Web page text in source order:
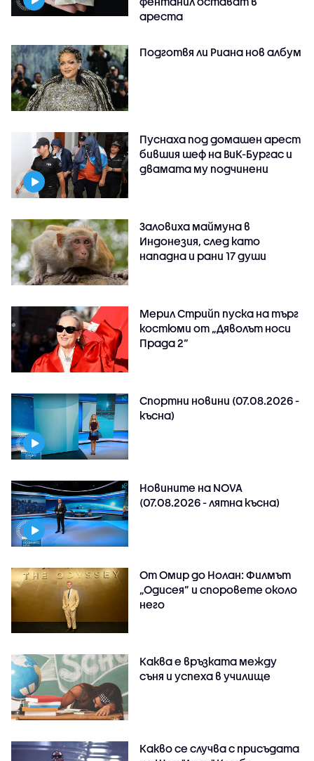
ареста
Подготвя ли Риана нов албум
Пуснаха под домашен арест
бившия шеф на ВиК-Бургас и
двамата му подчинени
Заловиха маймуна в
Индонезия, след като
нападна и рани 17 души
Мерил Стрийп пуска на търг
костюми от „Дяволът носи
Прада 2“
Спортни новини (07.08.2026 -
късна)
Новините на NOVA
(07.08.2026 - лятна късна)
От Омир до Нолан: Филмът
„Одисея” и споровете около
него
Каква е връзката между
съня и успеха в училище
Какво се случва с присъдата